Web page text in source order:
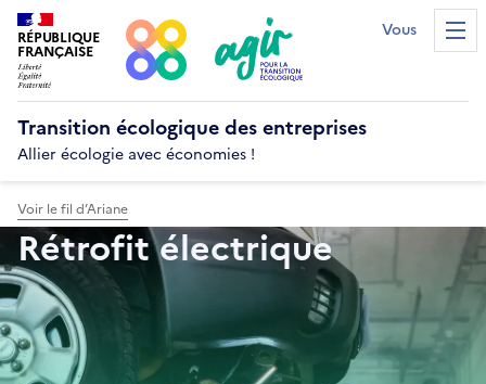
RÉPUBLIQUE
FRANÇAISE
Vous êtes...?
Transition écologiquedes entreprises
Allier écologie avec économies !
Voir le fil d’Ariane
Rétrofit électrique